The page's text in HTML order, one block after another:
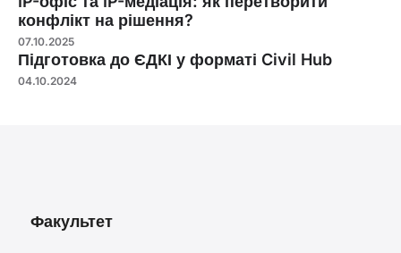
конфлікт на рішення?
07.10.2025
Підготовка до ЄДКІ у форматі Civil Hub
04.10.2024
Факультет